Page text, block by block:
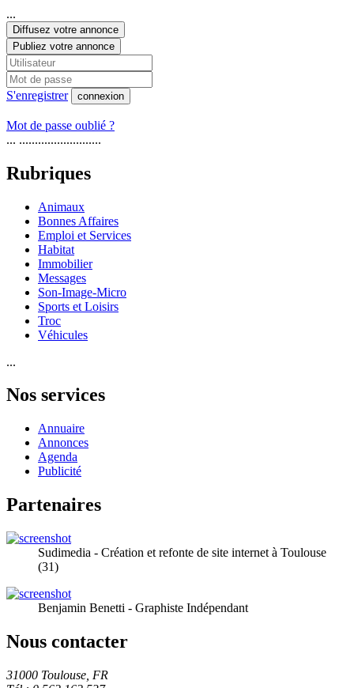
...
Diffusez votre annonce
Publiez votre annonce
S'enregistrer connexion
Mot de passe oublié ?
... ..........................
Rubriques
Animaux
Bonnes Affaires
Emploi et Services
Habitat
Immobilier
Messages
Son-Image-Micro
Sports et Loisirs
Troc
Véhicules
...
Nos services
Annuaire
Annonces
Agenda
Publicité
Partenaires
Sudimedia - Création et refonte de site internet à Toulouse
(31)
Benjamin Benetti - Graphiste Indépendant
Nous contacter
31000 Toulouse, FR